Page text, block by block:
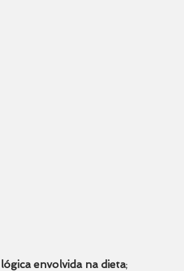
lógica envolvida na dieta;